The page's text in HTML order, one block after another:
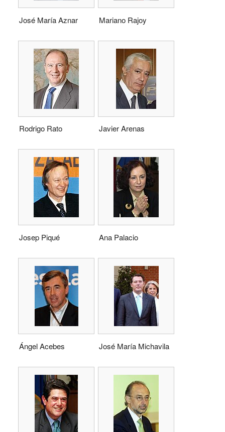
José María Aznar Mariano Rajoy
Rodrigo Rato Javier Arenas
Josep Piqué Ana Palacio
Ángel Acebes José María Michavila